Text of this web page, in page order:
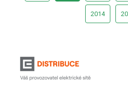
2014